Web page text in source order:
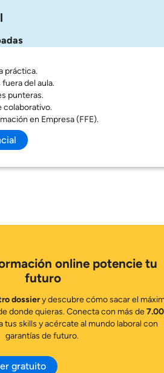
práctica.
del aula.
punteras.
colaborativo.
en Empresa (FFE).
online potencie tu
futuro
dossiery descubre cómo sacar el
donde quieras. Conecta con más de
tus skills y acércate al mundo laboral con
garantías de futuro.
gratuito